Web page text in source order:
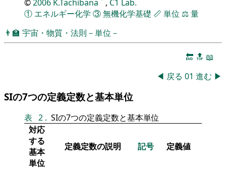
©2006 K.Tachibana , C1 Lab.
① エネルギー化学 ③無機化学基礎 📏 単位 ⚖️量
👨‍🏫 宇宙・物質・法則－単位－
🔚 🔝 📖
◀ 戻る 01 進む ▶
SIの7つの定義定数と基本単位
表 2 . SIの7つの定義定数と基本単位
対応
する
基本
単位
定義定数の説明 記号 定義値